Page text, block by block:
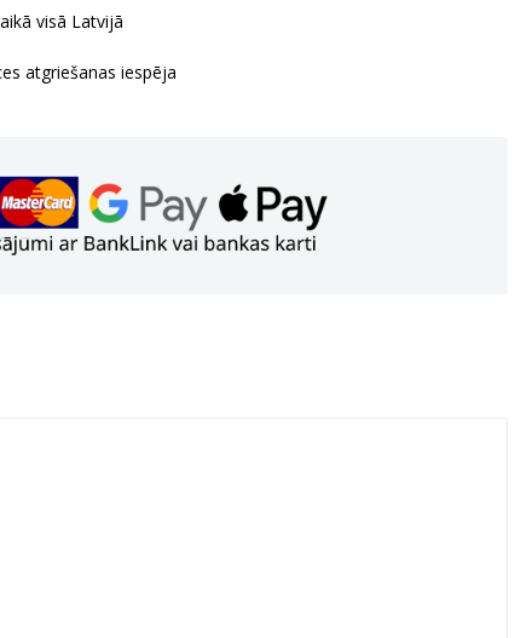
visā Latvijā
atgriešanas iespēja